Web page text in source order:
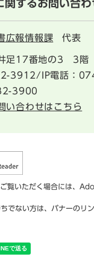
関するお問い合わ
広報情報課 代表
足17番地の3 3階
3912/IP電話：
3900
い合わせはこちら
覧いただく場合には、
でない方は、バナーのリ